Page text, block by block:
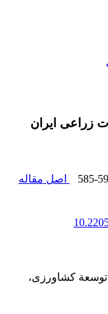
زراعی ایران
585-
اصل مقاله
توسعة کشاورزی،